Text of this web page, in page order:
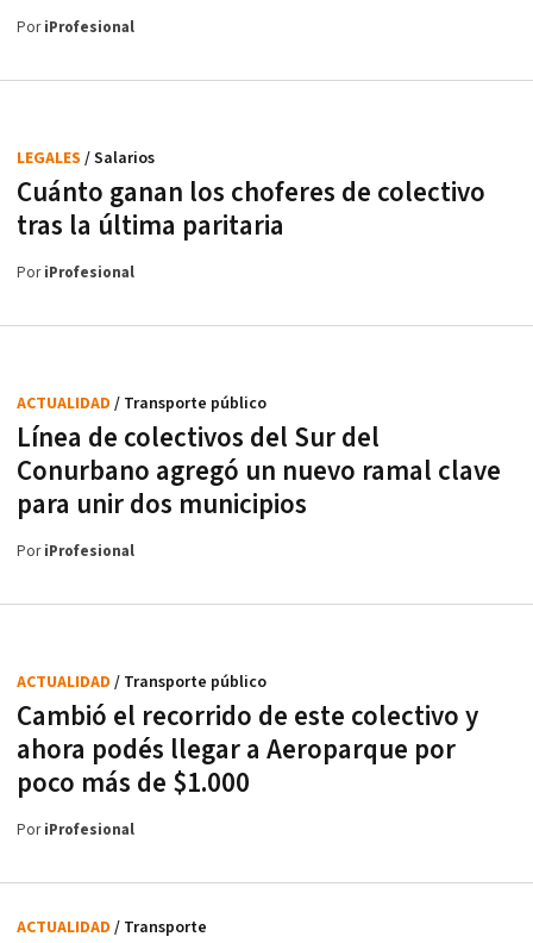
PoriProfesional
Cuánto ganan los choferes de colectivo
tras la última paritaria
LEGALES / Salarios
PoriProfesional
Línea de colectivos del Sur del
Conurbano agregó un nuevo ramal clave
para unir dos municipios
ACTUALIDAD / Transporte público
PoriProfesional
Cambió el recorrido de este colectivo y
ahora podés llegar a Aeroparque por
poco más de $1.000
ACTUALIDAD / Transporte público
PoriProfesional
ACTUALIDAD / Transporte